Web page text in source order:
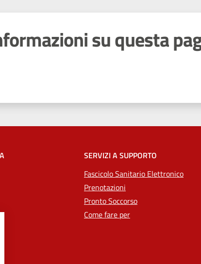
su questa
SERVIZI A SUPPORTO
Fascicolo Sanitario Elettronico
Prenotazioni
Pronto Soccorso
Come fare per